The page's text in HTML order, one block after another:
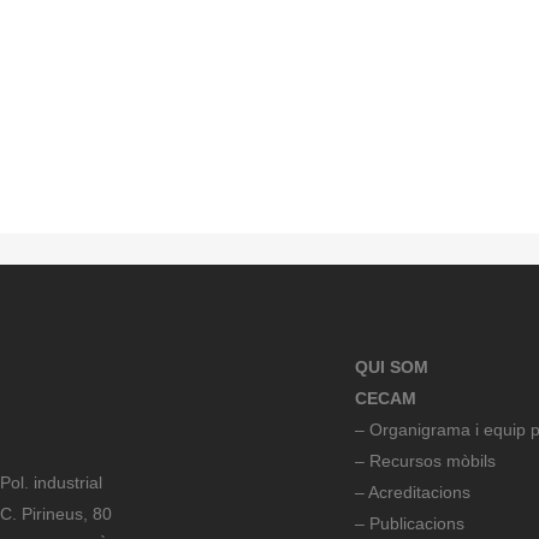
Pol. industrial
C. Pirineus, 80
QUI SOM
CECAM
– Organigrama i equip
– Recursos mòbils
– Acreditacions
– Publicacions